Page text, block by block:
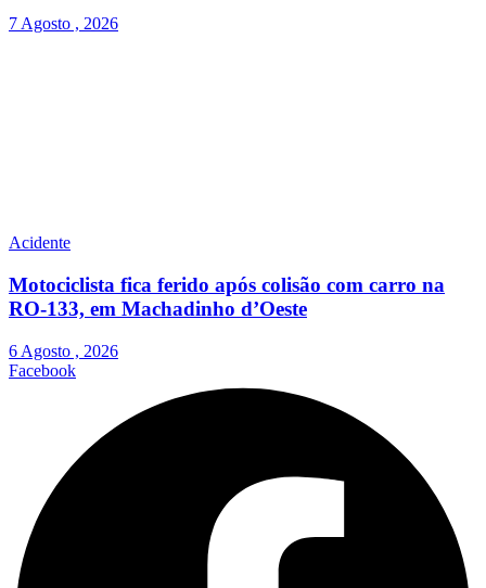
7 Agosto , 2026
Acidente
Motociclista fica ferido após colisão com carro na
RO-133, em Machadinho d’Oeste
6 Agosto , 2026
Facebook